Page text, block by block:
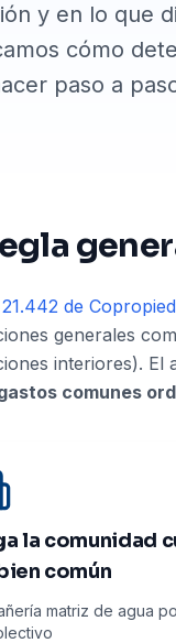
y en lo que
cómo
paso a
de
generales
interiores).
comunes
la comunidad
común
matriz de agua